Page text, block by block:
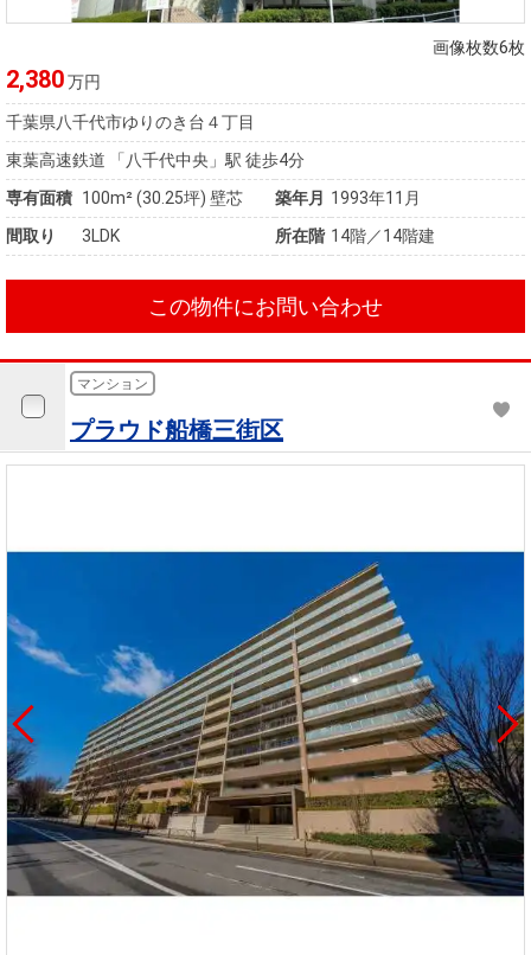
画像枚数6枚
2,380万円
千葉県八千代市ゆりのき台４丁目
東葉高速鉄道 「八千代中央」駅 徒歩4分
専有面積 100m²(30.25坪) 壁芯 築年月
1993年11月
間取り
3LDK 所在階 14階／14階建
この物件にお問い合わせ
マンション
プラウド船橋三街区